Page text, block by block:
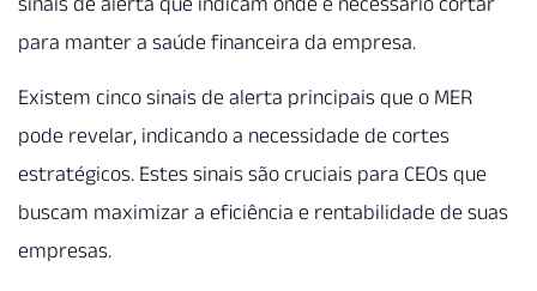
para manter a saúde financeira da empresa.
Existem cinco sinais de alerta principais que o MER
pode revelar, indicando a necessidade de cortes
estratégicos. Estes sinais são cruciais para CEOs que
buscam maximizar a eficiência e rentabilidade de suas
empresas.